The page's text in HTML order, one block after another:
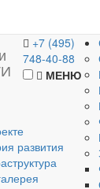
+7 (495)
748-40-88
МЕНЮ
развития